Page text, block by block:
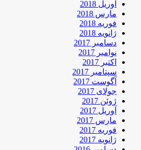
آوریل 2018
مارس 2018
فوریه 2018
ژانویه 2018
دسامبر 2017
نوامبر 2017
اکتبر 2017
سپتامبر 2017
آگوست 2017
جولای 2017
ژوئن 2017
آوریل 2017
مارس 2017
فوریه 2017
ژانویه 2017